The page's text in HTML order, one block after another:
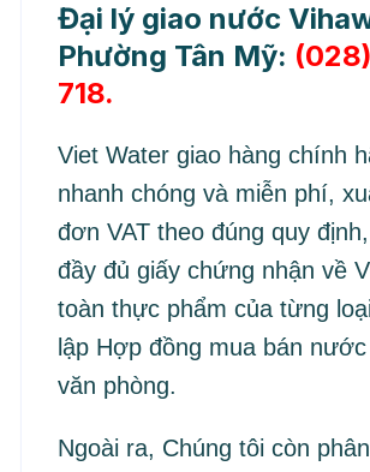
Đại lý giao nước
Phường Tân Mỹ:
718.
Viet Water giao hàng chính
nhanh chóng và miễn phí,
đơn VAT theo đúng quy
đầy đủ giấy chứng nhận về
toàn thực phẩm của từng
lập Hợp đồng mua bán
văn phòng.
Ngoài ra, Chúng tôi còn